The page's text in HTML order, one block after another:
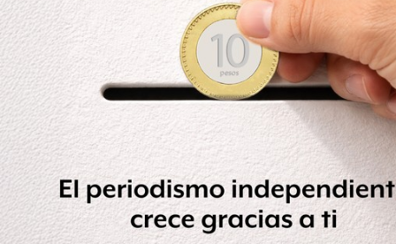
Trump "homenajea" a
Messi y habla de CR7 y
Pelé
Leer después
Claudia Sheinbaum
regalará su boleto de
inauguración del
Mundial 2026 mediante
concurso de dominadas